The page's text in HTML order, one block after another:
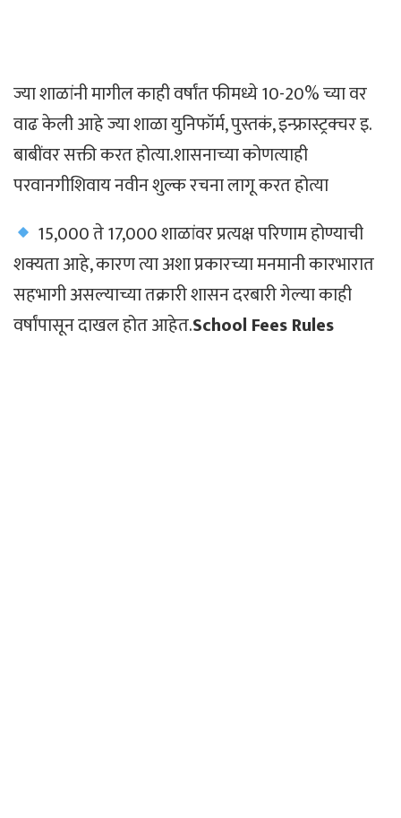
ज्या शाळांनी मागील काही वर्षांत फीमध्ये 10-20% च्या वर
वाढ केली आहे ज्या शाळा युनिफॉर्म, पुस्तकं, इन्फ्रास्ट्रक्चर इ.
बाबींवर सक्ती करत होत्या.शासनाच्या कोणत्याही
परवानगीशिवाय नवीन शुल्क रचना लागू करत होत्या
15,000 ते 17,000 शाळांवर प्रत्यक्ष परिणाम होण्याची
शक्यता आहे, कारण त्या अशा प्रकारच्या मनमानी कारभारात
सहभागी असल्याच्या तक्रारी शासन दरबारी गेल्या काही
वर्षांपासून दाखल होत आहेत.School Fees Rules